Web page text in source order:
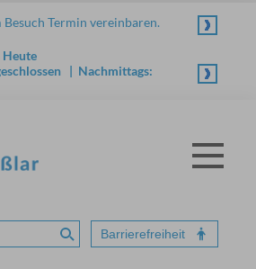
Termin vereinbaren.
Heute
| Nachmittags:
Menü
Suche absenden
Barrierefreiheit